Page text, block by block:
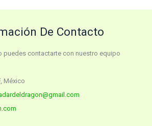
De Contacto
puedes contactarte con nuestro equipo
México